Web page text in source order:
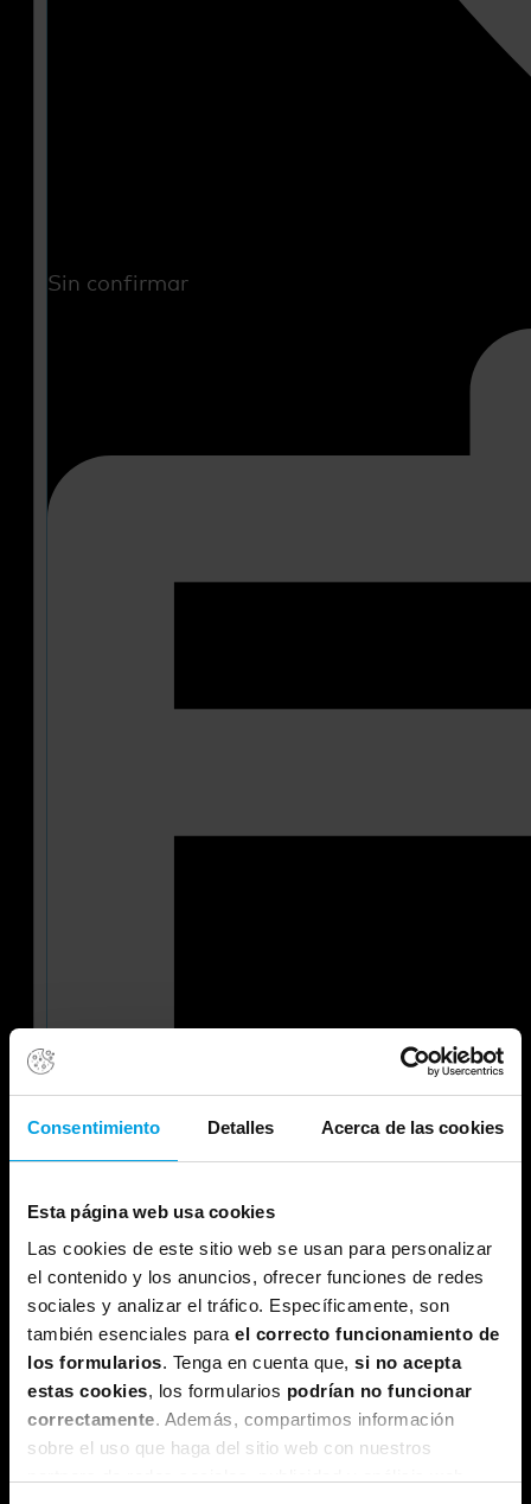
Consentimiento Detalles Acerca de las cookies
Esta página web usa cookies
Las cookies de este sitio web se usan para personalizar
el contenido y los anuncios, ofrecer funciones de redes
sociales y analizar el tráfico. Específicamente, son
también esenciales para el correcto funcionamiento de
los formularios. Tenga en cuenta que, si no acepta
estas cookies, los formularios podrían no funcionar
correctamente. Además, compartimos información
sobre el uso que haga del sitio web con nuestros
Sin confirmar